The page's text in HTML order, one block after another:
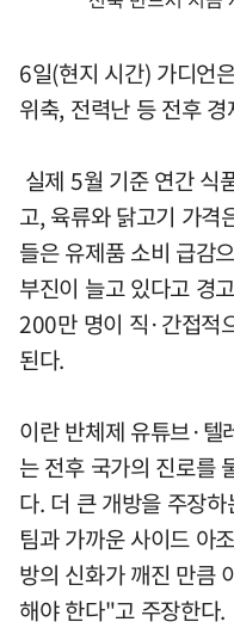
6일(현지 시간) 가디언
위축, 전력난 등 전후
실제 5월 기준 연간 식
고, 육류와 닭고기 가
들은 유제품 소비 급감
부진이 늘고 있다고 경
200만 명이 직·간접적
된다.
이란 반체제 유튜브·
는 전후 국가의 진로를
다. 더 큰 개방을 주장
팀과 가까운 사이드 아
방의 신화가 깨진 만큼
해야 한다"고 주장한다.